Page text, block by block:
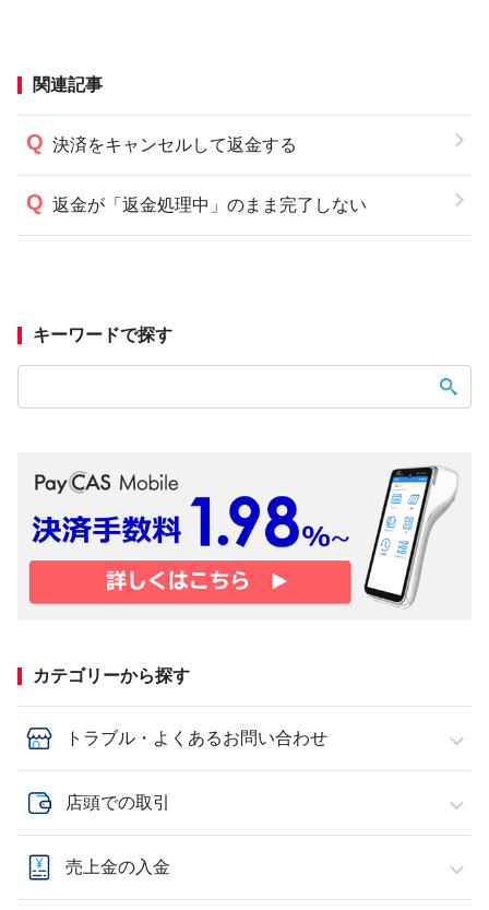
キーワードで探す
関連記事
決済をキャンセルして返金する
返金が「返金処理中」のまま完了しない
カテゴリーから探す
トラブル・よくあるお問い合わせ
店頭での取引
売上金の入金